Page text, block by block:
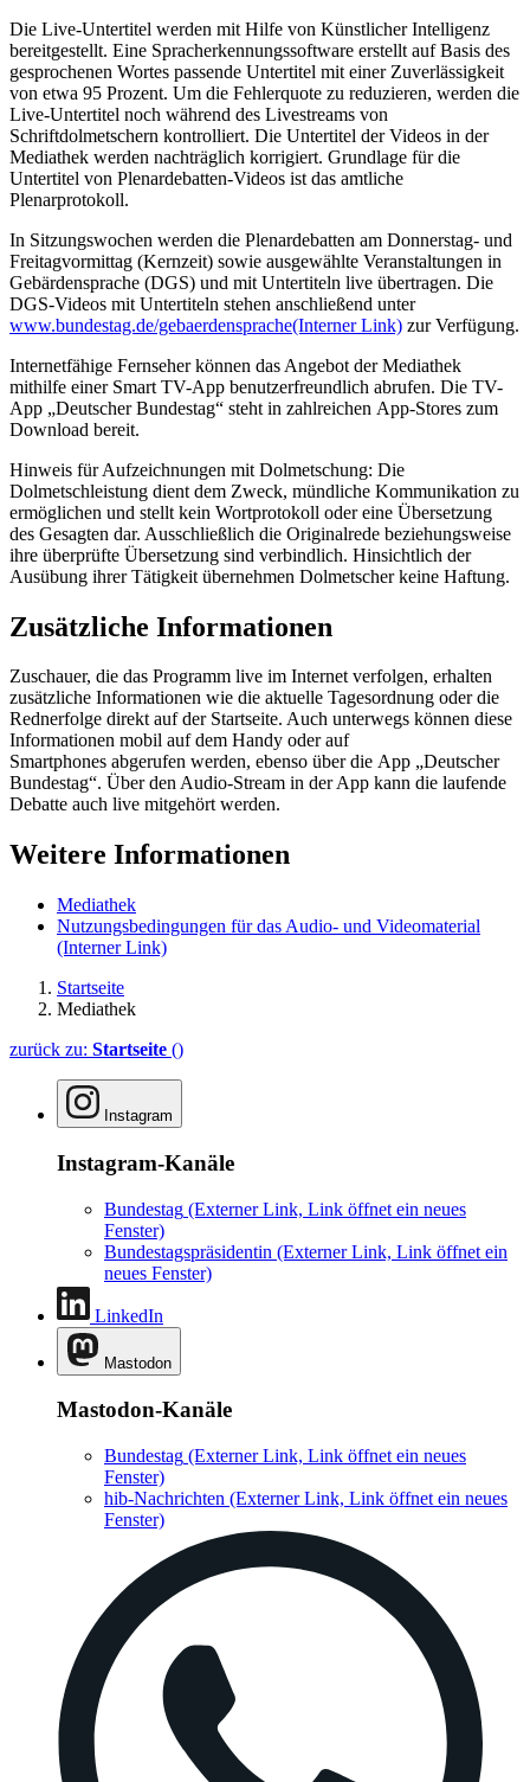
Die Live-Untertitel werden mit Hilfe von Künstlicher Intelligenz
bereitgestellt. Eine Spracherkennungssoftware erstellt auf Basis des
gesprochenen Wortes passende Untertitel mit einer Zuverlässigkeit
von etwa 95 Prozent. Um die Fehlerquote zu reduzieren, werden die
Live-Untertitel noch während des Livestreams von
Schriftdolmetschern kontrolliert. Die Untertitel der Videos in der
Mediathek werden nachträglich korrigiert. Grundlage für die
Untertitel von Plenardebatten-Videos ist das amtliche
Plenarprotokoll.
In Sitzungswochen werden die Plenardebatten am Donnerstag- und
Freitagvormittag (Kernzeit) sowie ausgewählte Veranstaltungen in
Gebärdensprache (DGS) und mit Untertiteln live übertragen. Die
DGS-Videos mit Untertiteln stehen anschließend unter
www.bundestag.de/gebaerdensprache(Interner Link) zur Verfügung.
Internetfähige Fernseher können das Angebot der Mediathek
mithilfe einer Smart TV-App benutzerfreundlich abrufen. Die TV-
App „Deutscher Bundestag“ steht in zahlreichen App-Stores zum
Download bereit.
Hinweis für Aufzeichnungen mit Dolmetschung: Die
Dolmetschleistung dient dem Zweck, mündliche Kommunikation zu
ermöglichen und stellt kein Wortprotokoll oder eine Übersetzung
des Gesagten dar. Ausschließlich die Originalrede beziehungsweise
ihre überprüfte Übersetzung sind verbindlich. Hinsichtlich der
Ausübung ihrer Tätigkeit übernehmen Dolmetscher keine Haftung.
Zusätzliche Informationen
Zuschauer, die das Programm live im Internet verfolgen, erhalten
zusätzliche Informationen wie die aktuelle Tagesordnung oder die
Rednerfolge direkt auf der Startseite. Auch unterwegs können diese
Informationen mobil auf dem Handy oder auf
Smartphones abgerufen werden, ebenso über die App „Deutscher
Bundestag“. Über den Audio-Stream in derApp kann die laufende
Debatte auch live mitgehört werden.
Weitere Informationen
Mediathek
Nutzungsbedingungen für das Audio- und Videomaterial
(Interner Link)
Startseite
Mediathek
zurück zu: Startseite ()
Instagram
Instagram-Kanäle
Bundestag (Externer Link, Link öffnet ein neues
Fenster)
Bundestagspräsidentin (Externer Link, Link öffnet ein
neues Fenster)
LinkedIn
Mastodon
Mastodon-Kanäle
Bundestag (Externer Link, Link öffnet ein neues
Fenster)
hib-Nachrichten (Externer Link, Link öffnet ein neues
Fenster)